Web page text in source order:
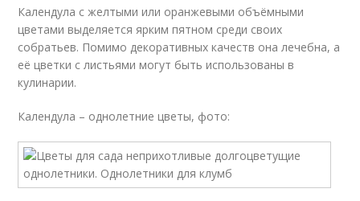
Календула с желтыми или оранжевыми объёмными
цветами выделяется ярким пятном среди своих
собратьев. Помимо декоративных качеств она лечебна, а
её цветки с листьями могут быть использованы в
кулинарии.
Календула – однолетние цветы, фото: